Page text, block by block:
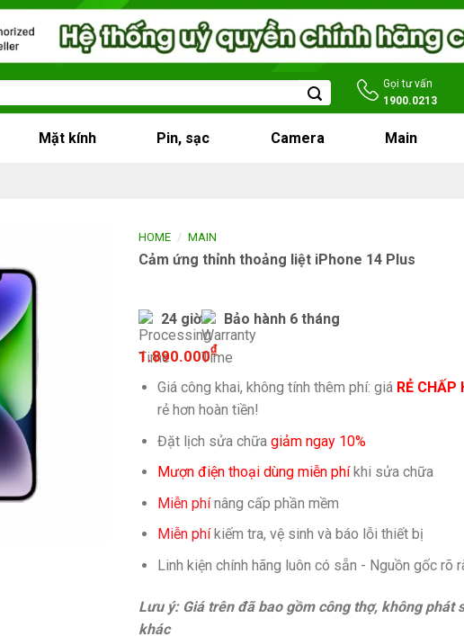
Gọi tư vấn
1900.0213
Mặt kính Pin, sạc Camera Main
HOME / MAIN
Cảm ứng thỉnh thoảng liệt iPhone 14 Plus
24 giờ Bảo hành 6 tháng
1.890.000₫
Giá công khai, không tính thêm phí: giá RẺ CHẤP
rẻ hơn hoàn tiền!
Đặt lịch sửa chữa giảm ngay 10%
Mượn điện thoại dùng miễn phíkhi sửa chữa
Miễn phínâng cấp phần mềm
Miễn phíkiếm tra, vệ sinh và báo lỗi thiết bị
Linh kiện chính hãng luôn có sẵn - Nguồn gốc rõ
Lưu ý: Giá trên đã bao gồm công thợ, không phát
khác